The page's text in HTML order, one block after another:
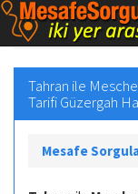
Tahran ile
Tarifi Güzergah
Mesafe